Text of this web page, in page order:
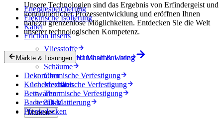
Unsere Technologien sind das Ergebnis von Erfindergeist und
kontinuierlicher Prozessentwicklung und eröffnen Ihnen
nahezu grenzenlose Möglichkeiten. Entdecken Sie die Welt
unserer technologischen Kompetenz.
Vliesstoffe
Gewebe und Maschenware
Schäume
Chemische Verfestigung
Mechanische Verfestigung
Thermische Verfestigung
3D-Mattierung
Marken
Energiespeicherung
Elektrische Isolierung
Kabel
Friction Inserts
Märkte & Lösungen Haushalt & Living
Dekoration
Küchentextilien
Bettwaren
Badtextilien
Pferdedecken